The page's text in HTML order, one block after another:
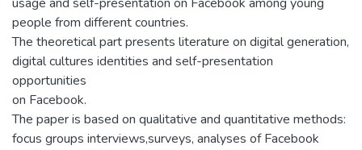
people from different countries.
The theoretical part presents literature on digital generation,
digital cultures identities and self-presentation
opportunities
on Facebook.
The paper is based on qualitative and quantitative methods:
focus groups interviews,surveys, analyses of Facebook